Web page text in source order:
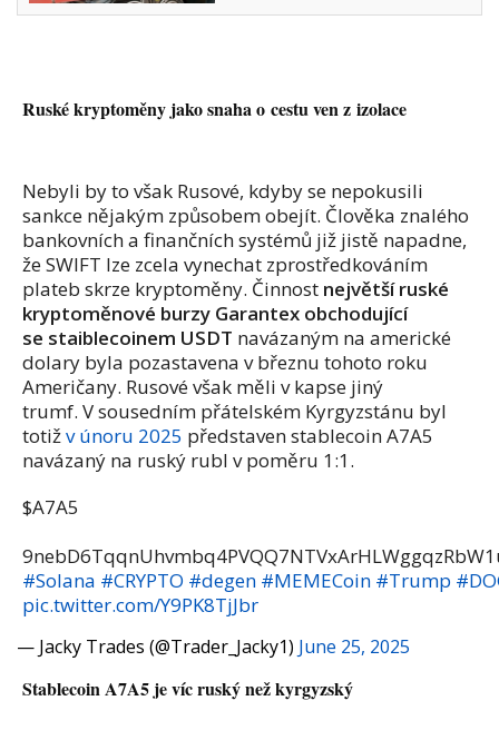
Ruské kryptoměny jako snaha o cestu ven z izolace
Nebyli by to však Rusové, kdyby se nepokusili
sankce nějakým způsobem obejít. Člověka znalého
bankovních a finančních systémů již jistě napadne,
že SWIFT lze zcela vynechat zprostředkováním
plateb skrze kryptoměny. Činnost největší ruské
kryptoměnové burzy Garantex obchodující
se staiblecoinem USDT navázaným na americké
dolary byla pozastavena v březnu tohoto roku
Američany. Rusové však měli v kapse jiný
trumf. V sousedním přátelském Kyrgyzstánu byl
totižv únoru 2025 představen stablecoin A7A5
navázaný na ruský rubl v poměru 1:1.
$A7A5
#Solana #CRYPTO #degen #MEMECoin #Trump
pic.twitter.com/Y9PK8TjJbr
— Jacky Trades (@Trader_Jacky1) June 25, 2025
Stablecoin A7A5 je víc ruský než kyrgyzský